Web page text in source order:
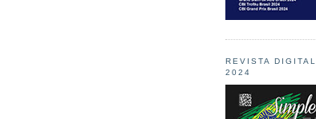
REVISTA
2024